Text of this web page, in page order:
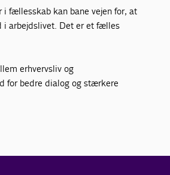
fællesskab kan bane vejen for, at
i arbejdslivet. Det er et fælles
erhvervsliv og
for bedre dialog og stærkere